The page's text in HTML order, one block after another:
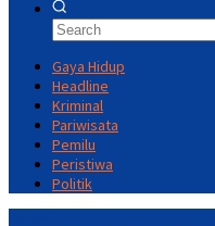
Gaya Hidup
Headline
Kriminal
Pariwisata
Pemilu
Peristiwa
Politik